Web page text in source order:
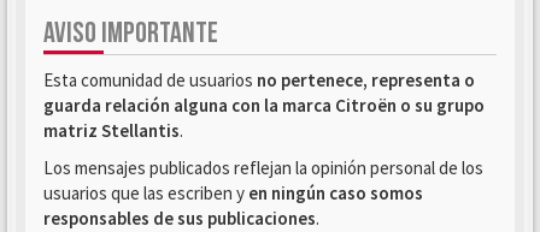
AVISO IMPORTANTE
Esta comunidad de usuarios no pertenece, representa o
guarda relación alguna con la marca Citroën o su grupo
matriz Stellantis.
Los mensajes publicados reflejan la opinión personal de los
usuarios que las escriben y en ningún caso somos
responsables de sus publicaciones.